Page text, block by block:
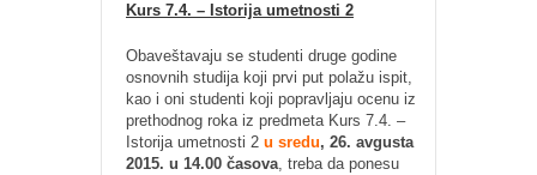
Kurs 7.4. – Istorija umetnosti 2
Obaveštavaju se studenti druge godine
osnovnih studija koji prvi put polažu ispit,
kao i oni studenti koji popravljaju ocenu iz
prethodnog roka iz predmeta Kurs 7.4. –
Istorija umetnosti 2 u sredu, 26. avgusta
2015. u 14.00 časova, treba da ponesu